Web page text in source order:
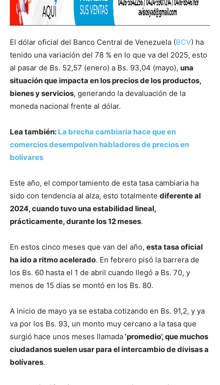
El dólar oficial del Banco Central de Venezuela (BCV) ha
tenido una variación del 78 % en lo que va del 2025, esto
al pasar de Bs. 52,57 (enero) a Bs. 93,04 (mayo), una
situación que impacta en los precios de los productos,
bienes y servicios, generando la devaluación de la
moneda nacional frente al dólar.
Lea también: La brecha cambiaria hace que en
comercios desempolven habladores de precios en
bolívares
Este año, el comportamiento de esta tasa cambiaria ha
sido con tendencia al alza, esto totalmente diferente al
2024, cuando tuvo una estabilidad lineal,
prácticamente, durante los 12 meses.
En estos cinco meses que van del año, esta tasa oficial
ha ido a ritmo acelerado. En febrero pisó la barrera de
los Bs. 60 hasta el 1 de abril cuando llegó a Bs. 70, y
menos de 15 días se montó en los Bs. 80.
A inicio de mayo ya se estaba cotizando en Bs. 91,2, y ya
va por los Bs. 93, un monto muy cercano a la tasa que
surgió hace unos meses llamada‘promedio’, que muchos
ciudadanos suelen usar para el intercambio de divisas a
bolívares.